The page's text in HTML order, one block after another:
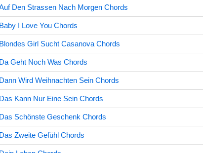
Den Strassen Nach Morgen Chords
Baby I Love You Chords
Blondes Girl Sucht Casanova Chords
Da Geht Noch Was Chords
Dann Wird Weihnachten Sein Chords
Das Kann Nur Eine Sein Chords
Das Schönste Geschenk Chords
Das Zweite Gefühl Chords